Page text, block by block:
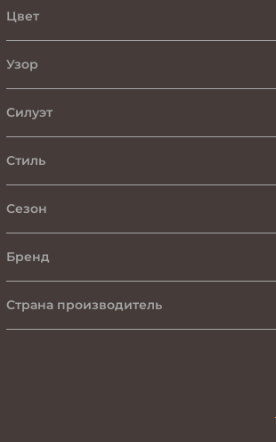
Цвет
Узор
Силуэт
Стиль
Сезон
Бренд
Страна производитель